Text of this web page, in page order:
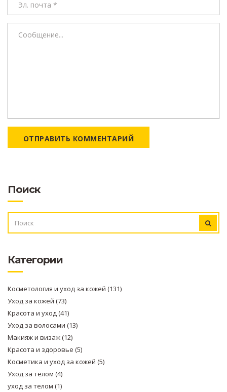
ОТПРАВИТЬ КОММЕНТАРИЙ
Поиск
Категории
Косметология и уход за кожей (131)
Уход за кожей (73)
Красота и уход(41)
Уход за волосами (13)
Макияж и визаж(12)
Красота и здоровье (5)
Косметика и уход за кожей (5)
Уход за телом (4)
уход за телом (1)